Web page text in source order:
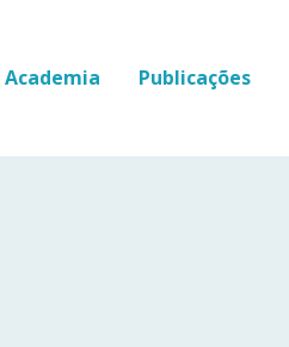
Academia Publicações